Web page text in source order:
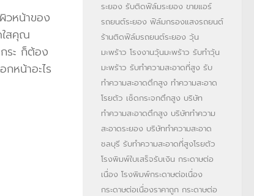
วหน้าของ
ใสคุณ
ระ ก็ต้อง
หน้าอะไร
ระยอง รับติดฟิล์มระยอง ขายแอร์
รถยนต์ระยอง ฟิล์มกรองแสงรถยนต์
ร้านติดฟิล์มรถยนต์ระยอง วุ้น
มะพร้าว โรงงานวุ้นมะพร้าว รับทำวุ้น
มะพร้าว รับทำความสะอาดที่สูง รับ
ทำความสะอาดตึกสูง ทำความสะอาด
โรยตัว เช็ดกระจกตึกสูง บริษัท
ทำความสะอาดตึกสูง บริษัททำความ
สะอาดระยอง บริษัททำความสะอาด
ชลบุรี รับทำความสะอาดที่สูงโรยตัว
โรงพิมพ์ใบเสร็จรับเงิน กระดาษต่อ
เนื่อง โรงพิมพ์กระดาษต่อเนื่อง
กระดาษต่อเนื่องราคาถูก กระดาษต่อ